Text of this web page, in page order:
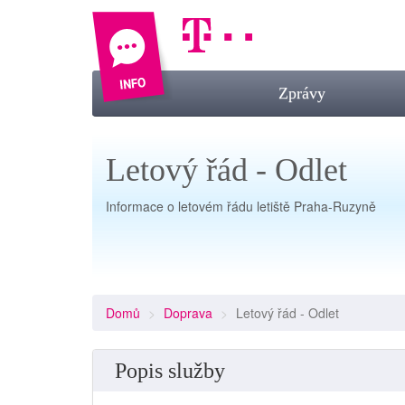
Zprávy
Letový řád - Odlet
Informace o letovém řádu letiště Praha-Ruzyně
Domů Doprava Letový řád - Odlet
Popis služby